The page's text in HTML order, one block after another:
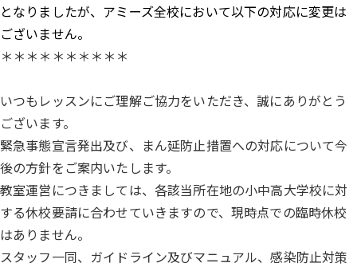
となりましたが、アミーズ全校において以下の対応に変更は
ございません。
＊＊＊＊＊＊＊＊＊＊
いつもレッスンにご理解ご協力をいただき、誠にありがとう
ございます。
緊急事態宣言発出及び、まん延防止措置への対応について今
後の方針をご案内いたします。
教室運営につきましては、各該当所在地の小中高大学校に対
する休校要請に合わせていきますので、現時点での臨時休校
はありません。
スタッフ一同、ガイドライン及びマニュアル、感染防止対策